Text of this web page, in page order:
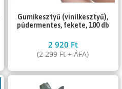
Gumikesztyű (vinilkesztyű),
púdermentes, fekete, 100 db
2 920 Ft
(2 299 Ft + ÁFA)